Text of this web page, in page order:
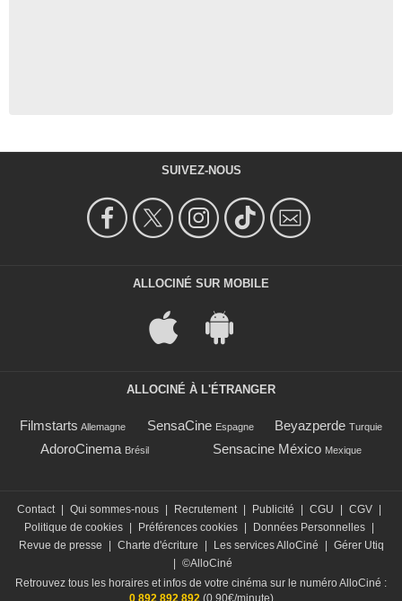
SUIVEZ-NOUS
ALLOCINÉ SUR MOBILE
ALLOCINÉ À L'ÉTRANGER
Filmstarts Allemagne SensaCine Espagne Beyazperde Turquie
AdoroCinema Brésil Sensacine México Mexique
Contact | Qui sommes-nous | Recrutement | Publicité | CGU | CGV |
Politique de cookies | Préférences cookies | Données Personnelles |
Revue de presse
| Charte d'écriture | Les services AlloCiné | Gérer Utiq
| ©AlloCiné
Retrouvez tous les horaires et infos de votre cinéma sur le numéro AlloCiné :
0 892 892 892 (0,90€/minute)